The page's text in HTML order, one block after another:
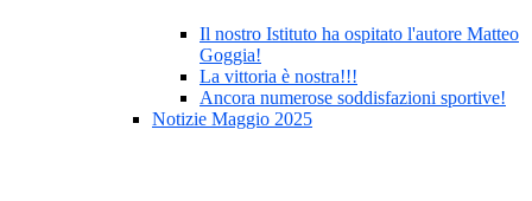
Il nostro Istituto ha ospitato l'autore Matteo
Goggia!
La vittoria è nostra!!!
Ancora numerose soddisfazioni sportive!
Notizie Maggio 2025